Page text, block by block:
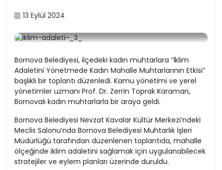
13 Eylül 2024
Bornova Belediyesi, ilçedeki kadın muhtarlara “İklim
Adaletini Yönetmede Kadın Mahalle Muhtarlarının Etkisi”
başlıklı bir toplantı düzenledi. Kamu yönetimi ve yerel
yönetimler uzmanı Prof. Dr. Zerrin Toprak Karaman,
Bornovalı kadın muhtarlarla bir araya geldi.
Bornova Belediyesi Nevzat Kavalar Kültür Merkezi’ndeki
Meclis Salonu’nda Bornova Belediyesi Muhtarlık İşleri
Müdürlüğü tarafından düzenlenen toplantıda, mahalle
ölçeğinde iklim adaletini sağlamak için uygulanabilecek
stratejiler ve eylem planları üzerinde duruldu.